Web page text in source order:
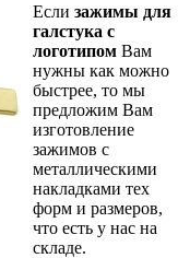
Если зажимы для
галстука с
логотипом Вам
нужны как можно
быстрее, то мы
предложим Вам
изготовление
зажимов с
металлическими
накладками тех
форм и размеров,
что есть у нас на
складе.